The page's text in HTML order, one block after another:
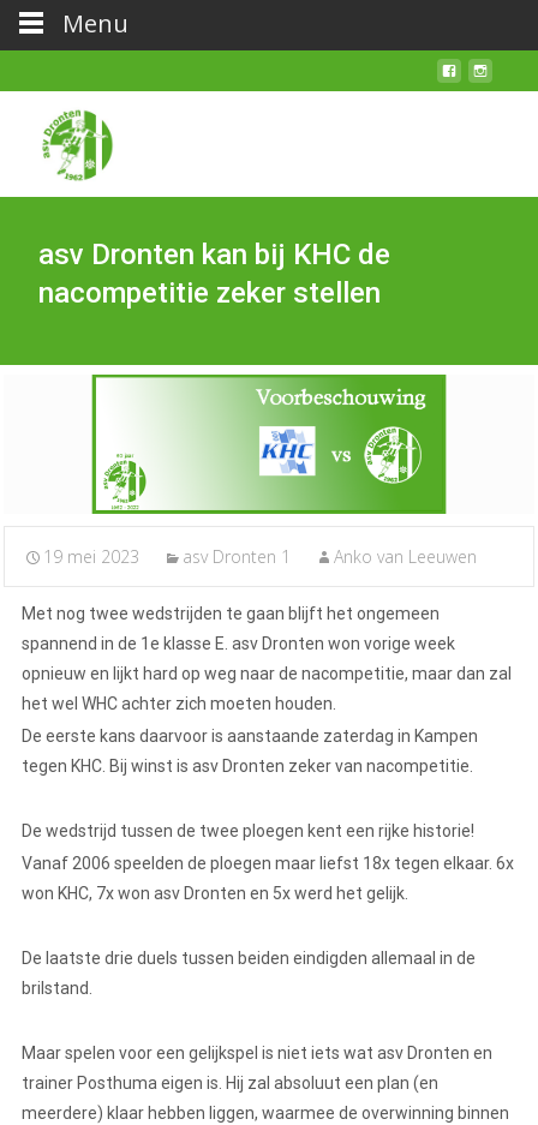
asv Dronten kan bij KHC de
nacompetitie zeker stellen
19 mei 2023 asv Dronten 1 Anko van Leeuwen
Met nog twee wedstrijden te gaan blijft het ongemeen
spannend in de 1e klasse E. asv Dronten won vorige week
opnieuw en lijkt hard op weg naar de nacompetitie, maar dan zal
het wel WHC achter zich moeten houden.
De eerste kans daarvoor is aanstaande zaterdag in Kampen
tegen KHC. Bij winst is asv Dronten zeker van nacompetitie.
De wedstrijd tussen de twee ploegen kent een rijke historie!
Vanaf 2006 speelden de ploegen maar liefst 18x tegen elkaar. 6x
won KHC, 7x won asv Dronten en 5x werd het gelijk.
De laatste drie duels tussen beiden eindigden allemaal in de
brilstand.
Maar spelen voor een gelijkspel is niet iets wat asv Dronten en
trainer Posthuma eigen is. Hij zal absoluut een plan (en
meerdere) klaar hebben liggen, waarmee de overwinning binnen
Menu